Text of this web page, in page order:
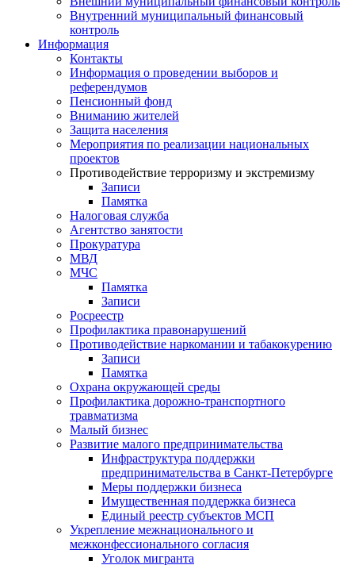
Внутренний муниципальный финансовый
контроль
Информация
Контакты
Информация о проведении выборов и
референдумов
Пенсионный фонд
Вниманию жителей
Защита населения
Мероприятия по реализации национальных
проектов
Противодействие терроризму и экстремизму
Записи
Памятка
Налоговая служба
Агентство занятости
Прокуратура
МВД
МЧС
Памятка
Записи
Росреестр
Профилактика правонарушений
Противодействие наркомании и табакокурению
Записи
Памятка
Охрана окружающей среды
Профилактика дорожно-транспортного
травматизма
Малый бизнес
Развитие малого предпринимательства
Инфраструктура поддержки
предпринимательства в Санкт-Петербурге
Меры поддержки бизнеса
Имущественная поддержка бизнеса
Единый реестр субъектов МСП
Укрепление межнационального и
межконфессионального согласия
Уголок мигранта